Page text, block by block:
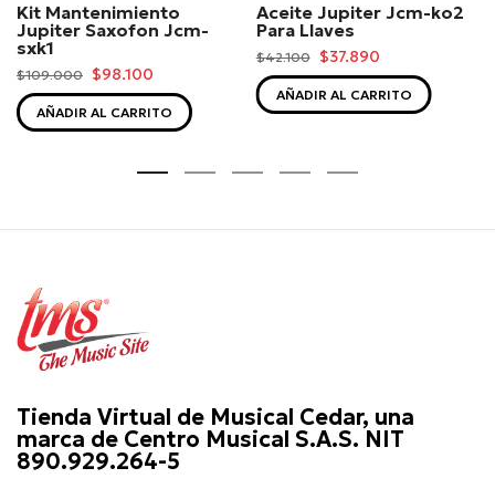
Kit Mantenimiento
Jupiter Saxofon Jcm-
sxk1
$109.000 $98.100
AÑADIR AL CARRITO
Aceite Jupiter Jcm-ko2
Para Llaves
$42.100 $37.890
AÑADIR AL CARRITO
Tienda Virtual de Musical Cedar, una
marca de Centro Musical S.A.S. NIT
890.929.264-5